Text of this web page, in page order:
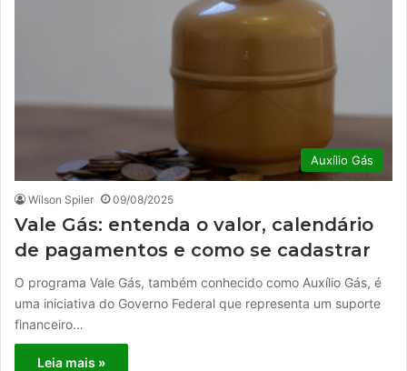
Auxílio Gás
Wilson Spiler 09/08/2025
Vale Gás: entenda o valor, calendário
de pagamentos e como se cadastrar
O programa Vale Gás, também conhecido como Auxílio Gás, é
uma iniciativa do Governo Federal que representa um suporte
financeiro…
Leia mais »